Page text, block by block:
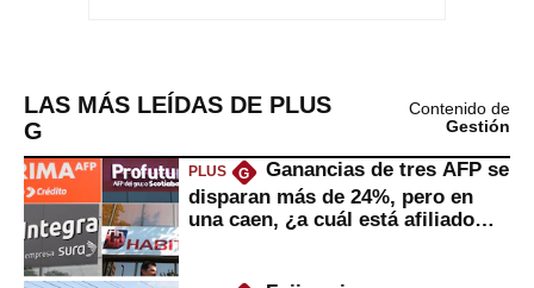
LAS MÁS LEÍDAS DE PLUS
G
Contenido de
Gestión
PLUS G
Ganancias de tres AFP se
disparan más de 24%, pero en
una caen, ¿a cuál está afiliado